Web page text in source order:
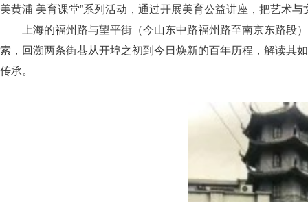
美黄浦 美育课堂”系列活动，通过开展美育公益讲座，把艺术
上海的福州路与望平街（今山东中路福州路至南京东路段
索，回溯两条街巷从开埠之初到今日焕新的百年历程，解读其
传承。